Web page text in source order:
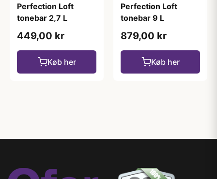
Perfection Loft
tonebar 2,7 L
449,00 kr
Køb her
Perfection Loft
tonebar 9 L
879,00 kr
Køb her